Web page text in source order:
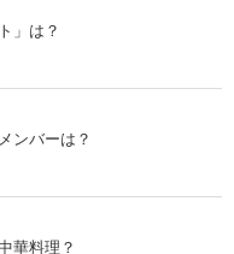
」は？
ンバーは？
華料理？